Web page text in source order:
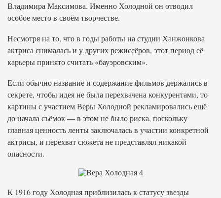
Владимира Максимова. Именно Холодной он отводил
особое место в своём творчестве.
Несмотря на то, что в годы работы на студии Ханжонкова
актриса снималась и у других режиссёров, этот период её
карьеры принято считать «бауэровским».
Если обычно название и содержание фильмов держались в
секрете, чтобы идея не была перехвачена конкурентами, то
картины с участием Веры Холодной рекламировались ещё
до начала съёмок — в этом не было риска, поскольку
главная ценность ленты заключалась в участии конкретной
актрисы, и перехват сюжета не представлял никакой
опасности.
К 1916 году Холодная приблизилась к статусу звезды